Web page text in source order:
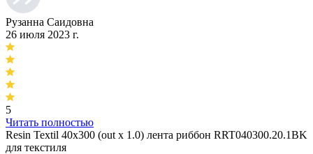
Рузанна Саидовна
26 июля 2023 г.
5
Читать полностью
Resin Textil 40x300 (out x 1.0) лента риббон RRT040300.20.1BK
для текстиля